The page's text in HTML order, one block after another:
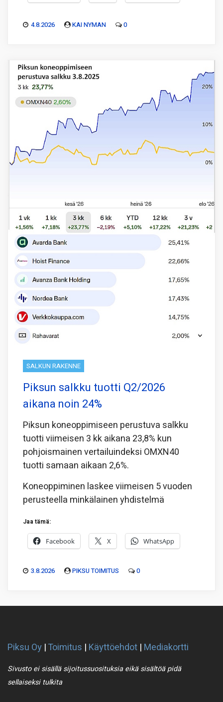
4.8.2026 KAI NYMAN 0
SALKUN RAKENNE
Piksun salkku tuotti Q2/2026
aikana noin 24%
Piksun koneoppimiseen perustuva salkku
tuotti viimeisen 3 kk aikana 23,8% kun
pohjoismainen vertailuindeksi OMXN40
tuotti samaan aikaan 2,6%.
Koneoppiminen laskee viimeisen 5 vuoden
perusteella minkälainen yhdistelmä
Jaa tämä:
Facebook X WhatsApp
3.8.2026 PIKSU TOIMITUS 0
Piksu Oy |Toimitus | Käyttöehdot | Mediakortti
Sivusto ei sisällä sijoitussuosituksia eikä sisältöä pidä
sellaiseksi tulkita